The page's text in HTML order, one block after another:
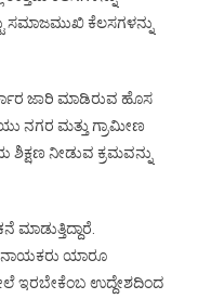
ಸಮಾಜಮುಖಿ ಕೆಲಸಗಳನ್ನು
ಜಾರಿ ಮಾಡಿರುವ ಹೊಸ
ನಗರ ಮತ್ತು ಗ್ರಾಮೀಣ
ನೀಡುವ ಕ್ರಮವನ್ನು
ನಾಯಕರು ಯಾರೂ
ಇರಬೇಕೆಂಬ ಉದ್ದೇಶದಿಂದ